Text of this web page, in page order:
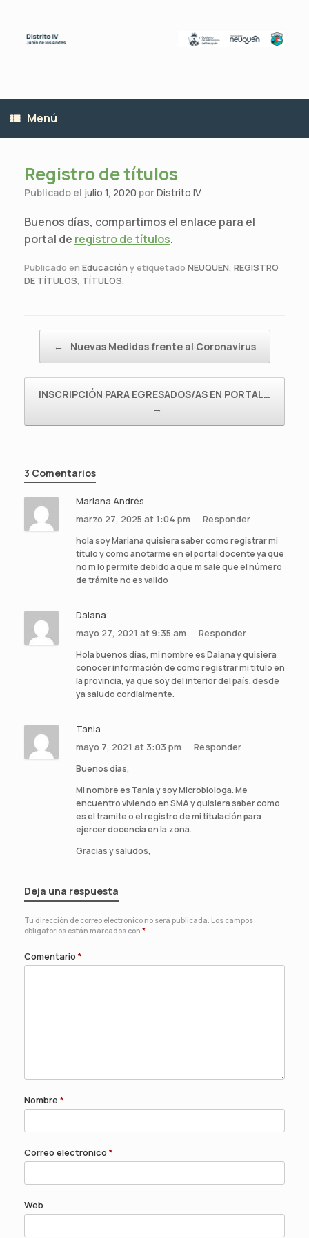
contenido
Menú
Registro de títulos
Publicado el julio 1, 2020 porDistrito IV
Buenos días, compartimos el enlace para el
portal de registro de títulos.
Publicado en Educación y etiquetado NEUQUEN, REGISTRO
DE TÍTULOS, TÍTULOS.
← Nuevas Medidas frente al Coronavirus
INSCRIPCIÓN PARA EGRESADOS/AS EN PORTAL…
→
3 Comentarios
Mariana Andrés
marzo 27, 2025 at 1:04 pm
Responder
hola soy Mariana quisiera saber como registrar mi
título y como anotarme en el portal docente ya que
no m lo permite debido a que m sale que el número
de trámite no es valido
Daiana
mayo 27, 2021 at 9:35 am
Responder
Hola buenos días, mi nombre es Daiana y quisiera
conocer información de como registrar mi titulo en
la provincia, ya que soy del interior del país. desde
ya saludo cordialmente.
Tania
mayo 7, 2021 at 3:03 pm
Responder
Buenos dias,
Mi nombre es Tania y soy Microbiologa. Me
encuentro viviendo en SMA y quisiera saber como
es el tramite o el registro de mi titulación para
ejercer docencia en la zona.
Gracias y saludos,
Deja una respuesta
Tu dirección de correo electrónico no será publicada. Los campos
obligatorios están marcados con *
Comentario *
Nombre *
Correo electrónico *
Web